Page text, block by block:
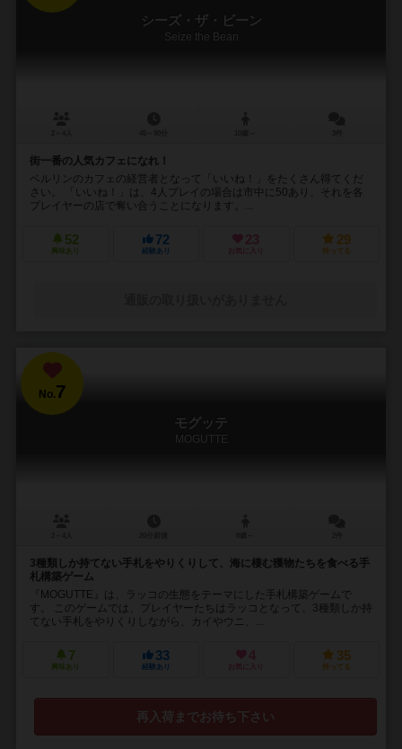
シーズ・ザ・ビーン
Seize the Bean
街一番の人気カフェになれ！
ベルリンのカフェの経営者となって「いいね！」をたくさん得てくだ
さい。 「いいね！」は、4人プレイの場合は市中に50あり、それを各
プレイヤーの店で奪い合うことになります。...
52
興味あり
72
経験あり
23
お気に入り
29
持ってる
No.7
モグッテ
MOGUTTE
3種類しか持てない手札をやりくりして、海に棲む獲物たちを食べる手
札構築ゲーム
『MOGUTTE』は、ラッコの生態をテーマにした手札構築ゲームで
す。 このゲームでは、プレイヤーたちはラッコとなって、3種類しか持
てない手札をやりくりしながら、カイやウニ、...
7
興味あり
33
経験あり
4
お気に入り
35
持ってる
再入荷までお待ち下さい